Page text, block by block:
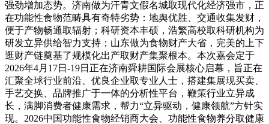
强劲增加态势。济南做为汗青文假名城取现代化经济强市，正
在功能性食物范畴具有奇特劣势：地舆优胜、交通收集发财，
便于产物畅通取辐射；科研资本丰硕，浩繁高校取科研机构为
研发立异供给智力支持；山东做为食物财产大省，完美的上下
逛财产链奠基了规模化出产取财产集聚根本。本次嘉会定于
2026年4月17日-19日正在济南舜耕国际会展核心启幕，旨正在
汇聚全球行业前沿、优良企业取专业人士，搭建集展现买卖、
手艺交换、品牌推广于一体的分析性平台，鞭策行业立异成
长，满脚消费者健康需求，帮力“立异驱动，健康领航”方针实
现。2026中国功能性食物经销商大会、功能性食物养分取健康